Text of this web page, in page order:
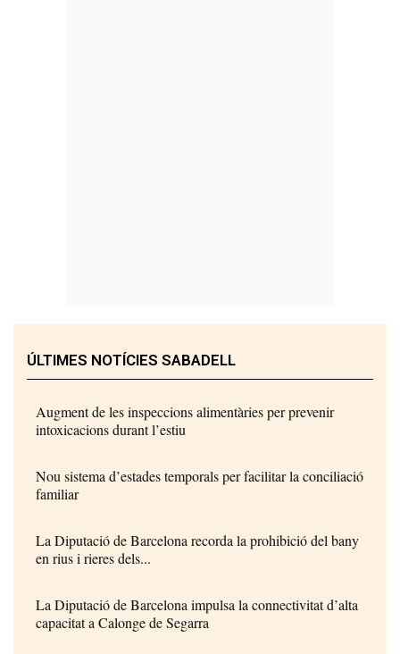
ÚLTIMES NOTÍCIES SABADELL
Augment de les inspeccions alimentàries per prevenir
intoxicacions durant l’estiu
Nou sistema d’estades temporals per facilitar la conciliació
familiar
La Diputació de Barcelona recorda la prohibició del bany
en rius i rieres dels...
La Diputació de Barcelona impulsa la connectivitat d’alta
capacitat a Calonge de Segarra